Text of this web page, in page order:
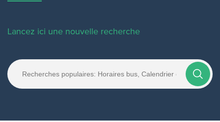
Lancez ici une nouvelle recherche